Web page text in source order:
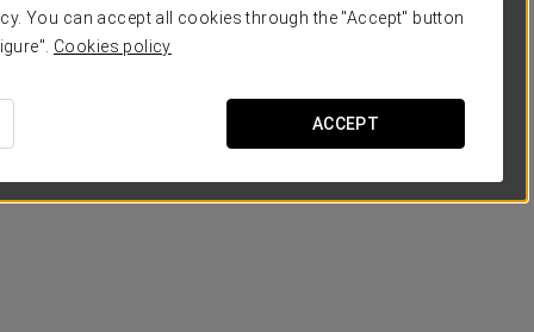
You can accept all cookies through the "Accept" button
Cookies policy
ACCEPT